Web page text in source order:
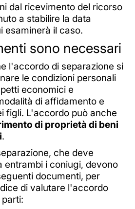
dal ricevimento del ricorso
a stabilire la data
esaminerà il caso.
sono necessari
l'accordo di separazione si
le condizioni personali
economici e
di affidamento e
figli. L'accordo può anche
di proprietà di beni
.
che deve
entrambi i coniugi, devono
documenti, per
di valutare l'accordo